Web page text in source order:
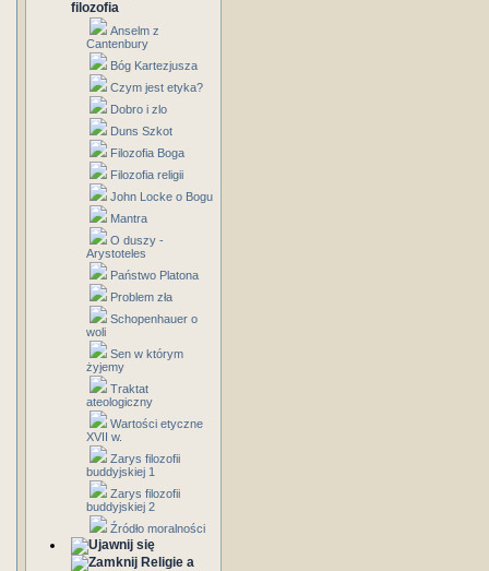
filozofia
Anselm z
Cantenbury
Bóg Kartezjusza
Czym jest etyka?
Dobro i zlo
Duns Szkot
Filozofia Boga
Filozofia religii
John Locke o Bogu
Mantra
O duszy -
Arystoteles
Państwo Platona
Problem zła
Schopenhauer o
woli
Sen w którym
żyjemy
Traktat
ateologiczny
Wartości etyczne
XVII w.
Zarys filozofii
buddyjskiej 1
Zarys filozofii
buddyjskiej 2
Źródło moralności
Religie a